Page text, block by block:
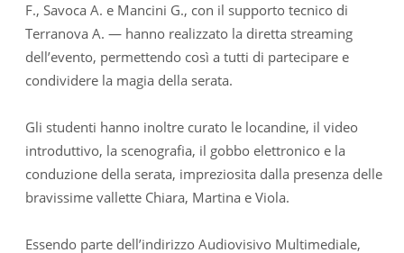
F., Savoca A. e Mancini G., con il supporto tecnico di
Terranova A. — hanno realizzato la diretta streaming
dell’evento, permettendo così a tutti di partecipare e
condividere la magia della serata.
Gli studenti hanno inoltre curato le locandine, il video
introduttivo, la scenografia, il gobbo elettronico e la
conduzione della serata, impreziosita dalla presenza delle
bravissime vallette Chiara, Martina e Viola.
Essendo parte dell’indirizzo Audiovisivo Multimediale,